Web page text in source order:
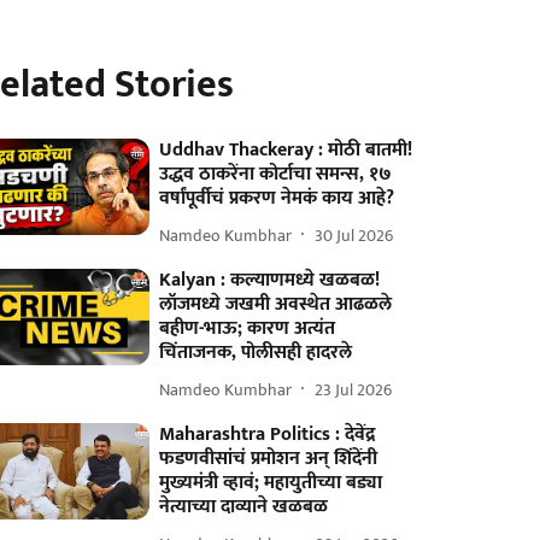
Stories
Uddhav Thackeray : मोठी बातमी!
उद्धव ठाकरेंना कोर्टाचा समन्स, १७
वर्षांपूर्वीचं प्रकरण नेमकं काय आहे?
Namdeo Kumbhar 30 Jul 2026
Kalyan : कल्याणमध्ये खळबळ!
लॉजमध्ये जखमी अवस्थेत आढळले
बहीण-भाऊ; कारण अत्यंत
चिंताजनक, पोलीसही हादरले
Namdeo Kumbhar 23 Jul 2026
Maharashtra Politics : देवेंद्र
फडणवीसांचं प्रमोशन अन् शिंदेंनी
मुख्यमंत्री व्हावं; महायुतीच्या बड्या
नेत्याच्या दाव्याने खळबळ